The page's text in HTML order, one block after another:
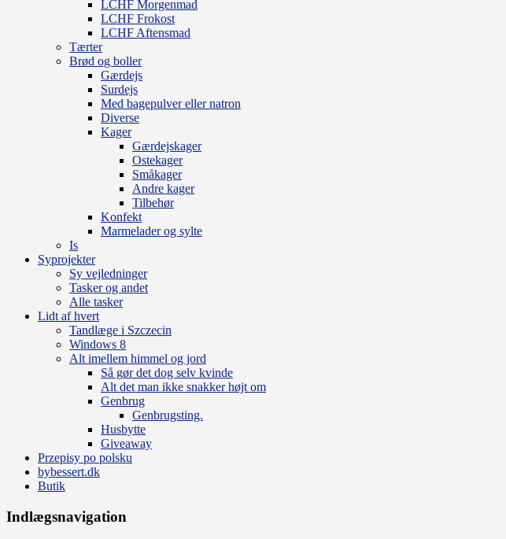
LCHF Morgenmad
LCHF Frokost
LCHF Aftensmad
Tærter
Brød og boller
Gærdejs
Surdejs
Med bagepulver eller natron
Diverse
Kager
Gærdejskager
Ostekager
Småkager
Andre kager
Tilbehør
Konfekt
Marmelader og sylte
Is
Syprojekter
Sy vejledninger
Tasker og andet
Alle tasker
Lidt af hvert
Tandlæge i Szczecin
Windows 8
Alt imellem himmel og jord
Så gør det dog selv kvinde
Alt det man ikke snakker højt om
Genbrug
Genbrugsting.
Husbytte
Giveaway
Przepisy po polsku
bybessert.dk
Butik
Indlægsnavigation